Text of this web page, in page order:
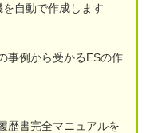
自動で作成します
事例から受かるESの作
歴書完全マニュアルを